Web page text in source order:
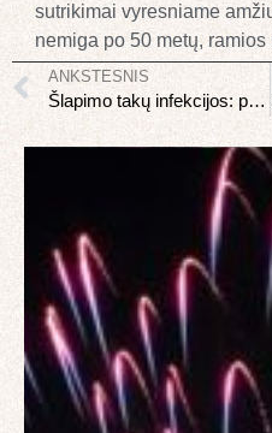
sutrikimai vyresniame
nemiga po 50 metų, ramios
ANKSTESNIS
Šlapimo takų infekcijos: prevencija ir gydymas